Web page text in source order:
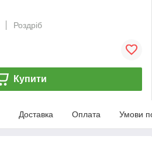
Роздріб
Купити
Доставка Оплата Умови